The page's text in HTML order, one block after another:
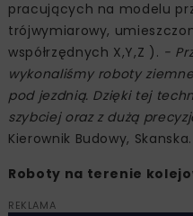
pracujących na modelu
trójwymiarowy,
współrzędnych X,Y,Z ). -
wykonaliśmy roboty
pod jezdnią. Dzięki tej
szybciej oraz z dużą
Kierownik Budowy, Skanska.
Roboty na terenie
REKLAMA